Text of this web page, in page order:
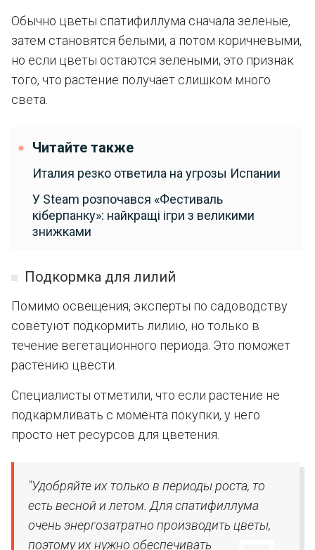
Обычно цветы спатифиллума сначала зеленые,
затем становятся белыми, а потом коричневыми,
но если цветы остаются зелеными, это признак
того, что растение получает слишком много
света.
Читайте также
Италия резко ответила на угрозы Испании
У Steam розпочався «Фестиваль
кіберпанку»: найкращі ігри з великими
знижками
Подкормка для лилий
Помимо освещения, эксперты по садоводству
советуют подкормить лилию, но только в
течение вегетационного периода. Это поможет
растению цвести.
Специалисты отметили, что если растение не
подкармливать с момента покупки, у него
просто нет ресурсов для цветения.
"Удобряйте их только в периоды роста, то
есть весной и летом. Для спатифиллума
очень энергозатратно производить цветы,
поэтому их нужно обеспечивать